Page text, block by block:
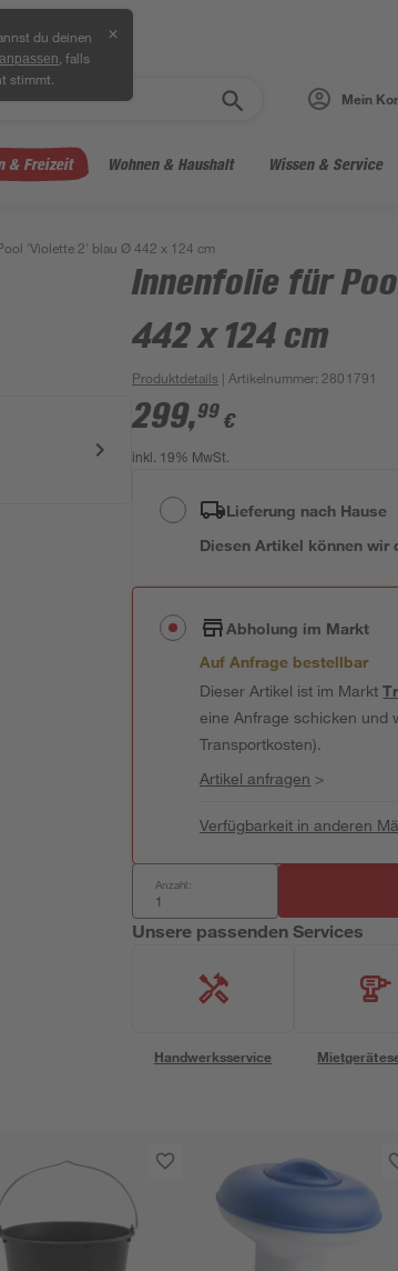
du deinen
, falls
stimmt.
✕
Mein
& Freizeit Wohnen & Haushalt Wissen & Service
'Violette 2' blau Ø 442 x 124 cm
Innenfolie für
442 x 124 cm
Produktdetails | Artikelnummer: 2801791
299,99 €
inkl. 19% MwSt.
Lieferung nach Hause
Diesen Artikel können
Abholung im Markt
Auf Anfrage bestellbar
Dieser Artikel ist im Markt
eine Anfrage schicken und
Transportkosten).
Artikel anfragen >
Verfügbarkeit in anderen
Anzahl:
Unsere passenden Services
Handwerksservice